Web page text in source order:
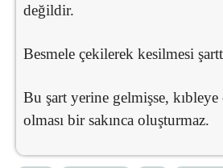
değildir.
Besmele çekilerek kesilmesi
Bu şart yerine gelmişse,
olması bir sakınca oluşturmaz.